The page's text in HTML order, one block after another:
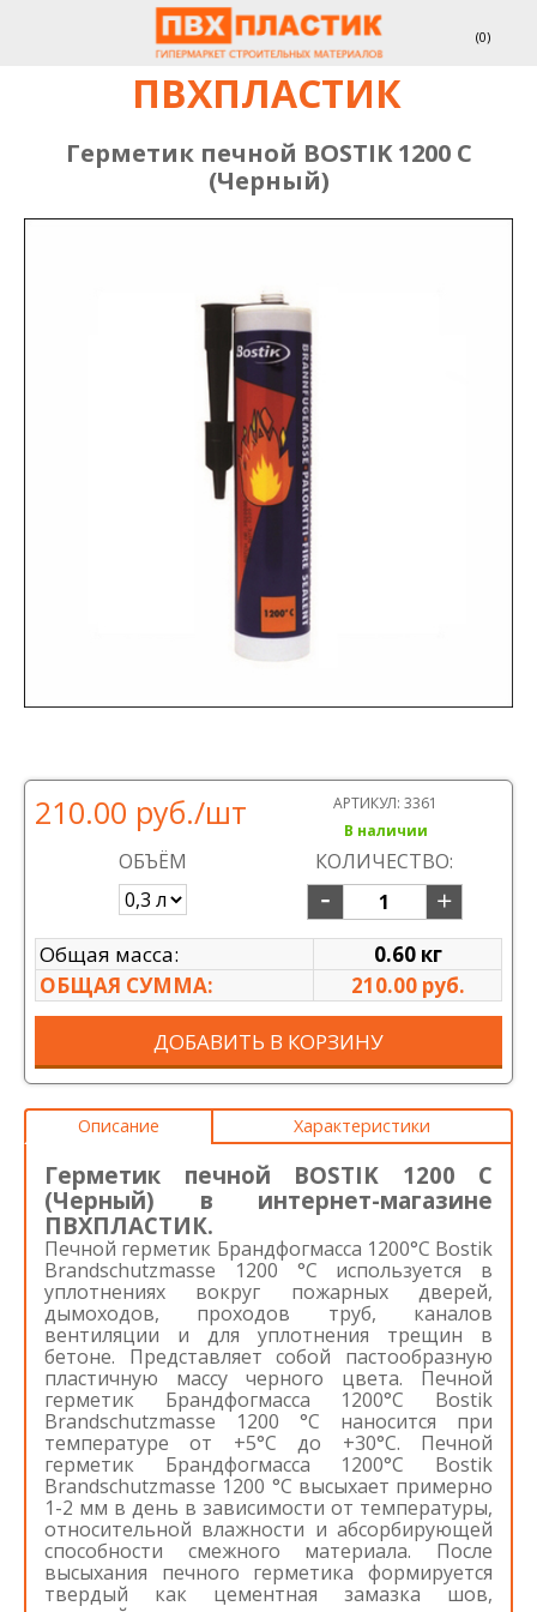
(0)
ПВХПЛАСТИК
Герметик печной BOSTIK 1200 С
(Черный)
210.00 руб./шт АРТИКУЛ: 3361
В наличии
ОБЪЁМ КОЛИЧЕСТВО:
Общая масса:
0.60 кг
ОБЩАЯ СУММА:
210.00 руб.
ДОБАВИТЬ В КОРЗИНУ
Описание Характеристики
Герметик печной BOSTIK 1200 С
(Черный) в интернет-магазине
ПВХПЛАСТИК.
Печной герметик Брандфогмасса 1200°C Bostik
Brandschutzmasse 1200 °C используется в
уплотнениях вокруг пожарных дверей,
дымоходов, проходов труб, каналов
вентиляции и для уплотнения трещин в
бетоне. Представляет собой пастообразную
пластичную массу черного цвета. Печной
герметик Брандфогмасса 1200°C Bostik
Brandschutzmasse 1200 °C наносится при
температуре от +5°C до +30°C. Печной
герметик Брандфогмасса 1200°C Bostik
Brandschutzmasse 1200 °C высыхает примерно
1-2 мм в день в зависимости от температуры,
относительной влажности и абсорбирующей
способности смежного материала. После
высыхания печного герметика формируется
твердый как цементная замазка шов,